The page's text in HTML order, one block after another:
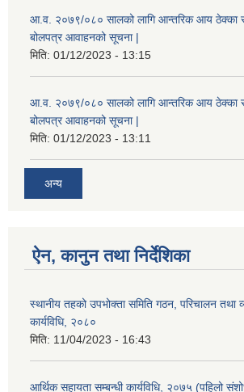
आ.व. २०७९/०८० सालको लागि आन्तरिक आय ठेक्का
बोलपत्र आवाहनको सूचना |
मिति: 01/12/2023 - 13:15
आ.व. २०७९/०८० सालको लागि आन्तरिक आय ठेक्का
बोलपत्र आवाहनको सूचना |
मिति: 01/12/2023 - 13:11
अन्य
ऐन, कानुन तथा निर्देशिका
स्थानीय तहको उपभोक्ता समिति गठन, परिचालन तथा
कार्यविधि, २०८०
मिति: 11/04/2023 - 16:43
आर्थिक सहायता सम्बन्धी कार्यविधि, २०७५ (पहिलो